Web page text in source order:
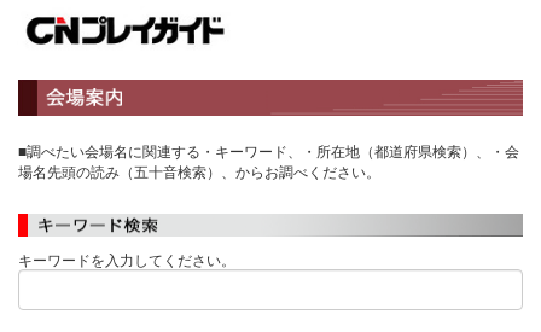
■調べたい会場名に関連する・キーワード、・所在地（都道府県検索）、・会
場名先頭の読み（五十音検索）、からお調べください。
キーワードを入力してください。